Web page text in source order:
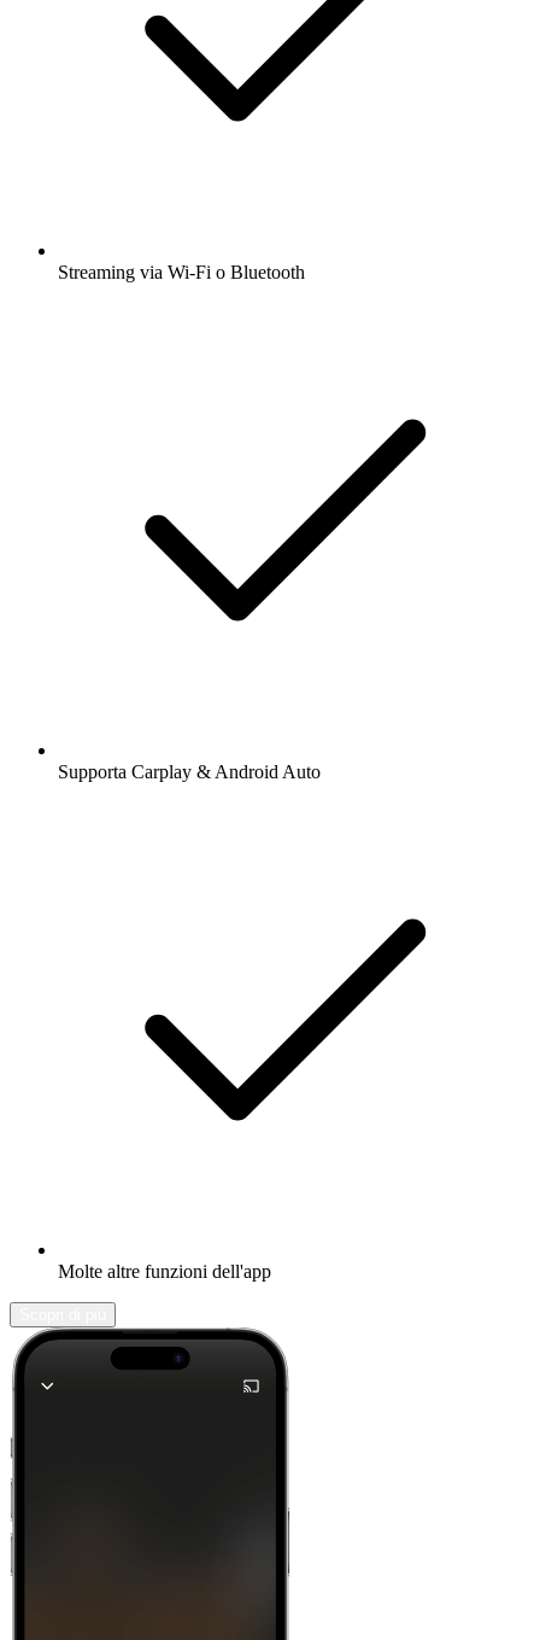
Streaming via Wi-Fi o Bluetooth
Supporta Carplay & Android Auto
Molte altre funzioni dell'app